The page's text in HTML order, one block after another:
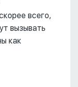
всего,
вызывать
как